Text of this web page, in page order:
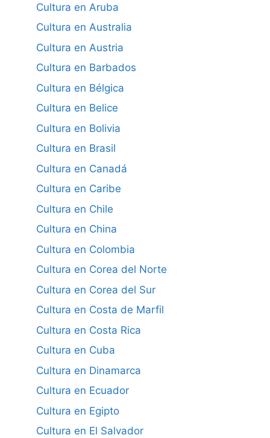
Cultura en Aruba
Cultura en Australia
Cultura en Austria
Cultura en Barbados
Cultura en Bélgica
Cultura en Belice
Cultura en Bolivia
Cultura en Brasil
Cultura en Canadá
Cultura en Caribe
Cultura en Chile
Cultura en China
Cultura en Colombia
Cultura en Corea del Norte
Cultura en Corea del Sur
Cultura en Costa de Marfil
Cultura en Costa Rica
Cultura en Cuba
Cultura en Dinamarca
Cultura en Ecuador
Cultura en Egipto
Cultura en El Salvador